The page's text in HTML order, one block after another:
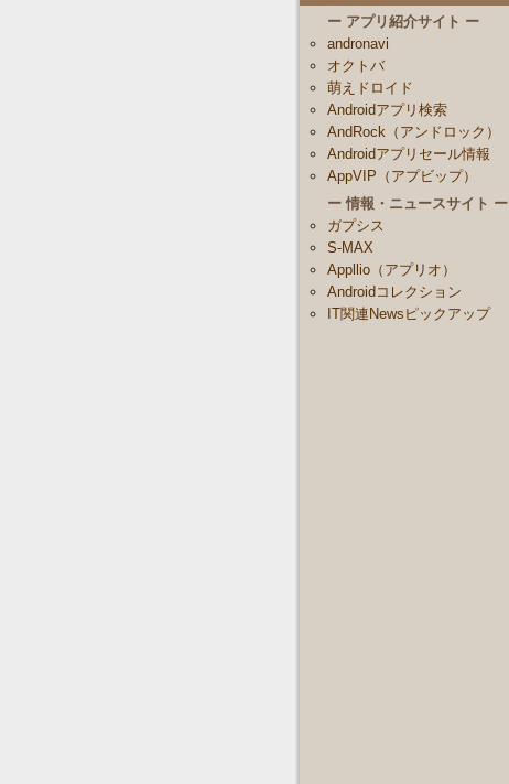
ー アプリ紹介サイト ー
andronavi
オクトバ
萌えドロイド
Androidアプリ検索
AndRock（アンドロック）
Androidアプリセール情報
AppVIP（アプビップ）
ー 情報・ニュースサイト ー
ガプシス
S-MAX
Appllio（アプリオ）
Androidコレクション
IT関連Newsピックアップ